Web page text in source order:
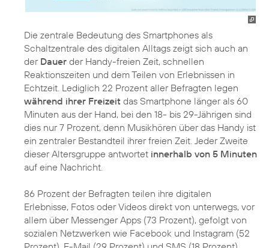
Die zentrale Bedeutung des Smartphones als
Schaltzentrale des digitalen Alltags zeigt sich auch an
der Dauer der Handy-freien Zeit, schnellen
Reaktionszeiten und dem Teilen von Erlebnissen in
Echtzeit. Lediglich 22 Prozent aller Befragten legen
während ihrer Freizeit das Smartphone länger als 60
Minuten aus der Hand, bei den 18- bis 29-Jährigen sind
dies nur 7 Prozent, denn Musikhören über das Handy ist
ein zentraler Bestandteil ihrer freien Zeit. Jeder Zweite
dieser Altersgruppe antwortet innerhalb von 5 Minuten
auf eine Nachricht.
86 Prozent der Befragten teilen ihre digitalen
Erlebnisse, Fotos oder Videos direkt von unterwegs, vor
allem über Messenger Apps (73 Prozent), gefolgt von
sozialen Netzwerken wie Facebook und Instagram (52